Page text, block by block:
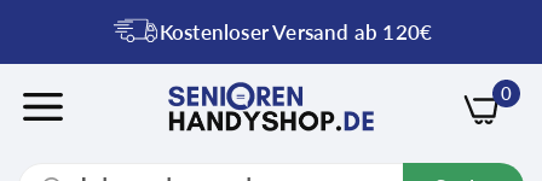
Kostenloser Versand ab 120€
0